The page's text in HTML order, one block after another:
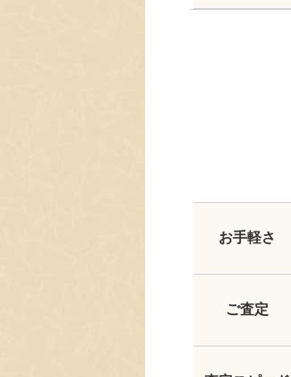
お手軽さ
ご査定